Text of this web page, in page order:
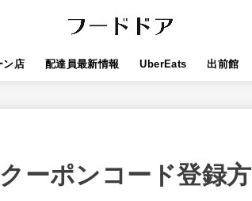
ン店 配達員最新情報 UberEats 出前館
ーポンコード登録方